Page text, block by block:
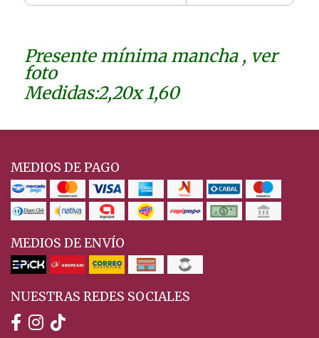
Presente mínima mancha , ver
foto
Medidas:2,20x 1,60
MEDIOS DE PAGO
MEDIOS DE ENVÍO
NUESTRAS REDES SOCIALES